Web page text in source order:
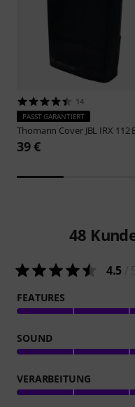
14
PASST GARANTIERT
Thomann Cover JBL IRX 112
39 €
48
4.5
FEATURES
SOUND
VERARBEITUNG